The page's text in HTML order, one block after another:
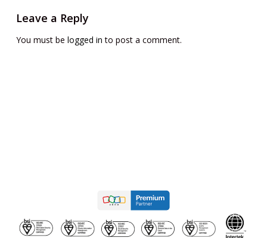
Leave a Reply
You must be logged in to post a comment.